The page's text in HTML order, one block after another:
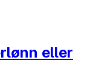
eller